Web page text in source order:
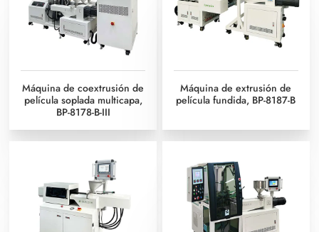
Máquina de coextrusión de
película soplada multicapa,
BP-8178-B-III
Máquina de extrusión de
película fundida, BP-8187-B